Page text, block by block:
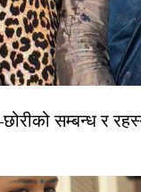
सम्बन्ध र